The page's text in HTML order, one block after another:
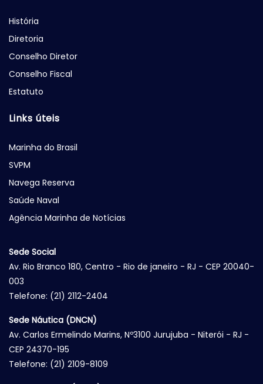
História
Diretoria
Conselho Diretor
Conselho Fiscal
Estatuto
Links úteis
Marinha do Brasil
SVPM
Navega Reserva
Saúde Naval
Agência Marinha de Notícias
Sede Social
Av. Rio Branco 180, Centro - Rio de janeiro - RJ - CEP 20040-
003
Telefone: (21) 2112-2404
Sede Náutica (DNCN)
Av. Carlos Ermelindo Marins, Nº3100 Jurujuba - Niterói - RJ -
CEP 24370-195
Telefone: (21) 2109-8109